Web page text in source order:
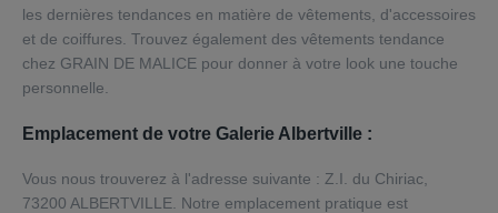
les dernières tendances en matière de vêtements, d'accessoires
et de coiffures. Trouvez également des vêtements tendance
chez GRAIN DE MALICE pour donner à votre look une touche
personnelle.
Emplacement de votre Galerie Albertville :
Vous nous trouverez à l'adresse suivante : Z.I. du Chiriac,
73200 ALBERTVILLE. Notre emplacement pratique est